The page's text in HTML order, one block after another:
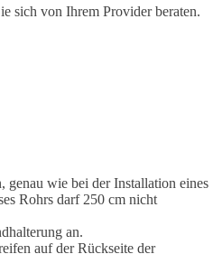
sich von Ihrem Provider beraten.
genau wie bei der Installation eines
Rohrs darf 250 cm nicht
an.
auf der Rückseite der